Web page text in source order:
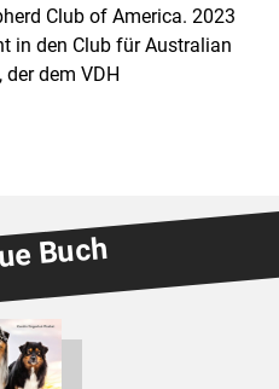
Club of America. 2023
in den Club für Australian
der dem VDH
Buch